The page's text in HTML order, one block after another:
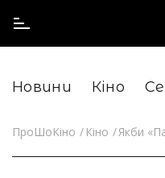
Новини Кіно
ПроШоКіно Кіно Якби